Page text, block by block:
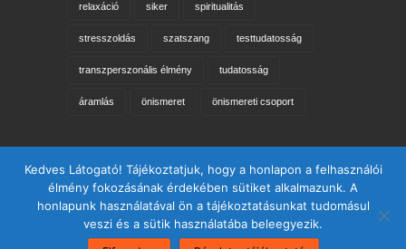
relaxáció siker spiritualitás
stresszoldás szatszang testtudatosság
transzperszonális élmény tudatosság
áramlás önismeret önismereti csoport
Keresés az oldalon
Kedves Látogató! Tájékoztatjuk, hogy a honlapon a felhasználói
élmény fokozásának érdekében sütiket alkalmazunk. A
honlapunk használatával ön a tájékoztatásunkat tudomásul
veszi és a sütik használatába beleegyezik.